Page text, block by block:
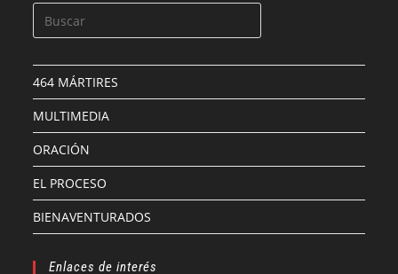
464 MÁRTIRES
MULTIMEDIA
ORACIÓN
EL PROCESO
BIENAVENTURADOS
Enlaces de interés